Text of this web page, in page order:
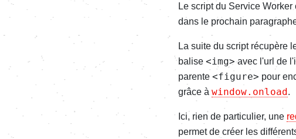
Le script du Service
dans le prochain
La suite du script récupère
balise <img>avec l'url de
parente <figure> pour
grâce à window.onload.
Ici, rien de particulier, une
permet de créer les